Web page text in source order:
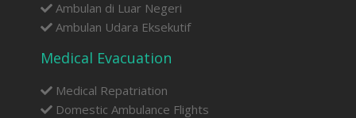
Ambulan di Luar Negeri
Ambulan Udara Eksekutif
Medical Evacuation
Medical Repatriation
Domestic Ambulance Flights